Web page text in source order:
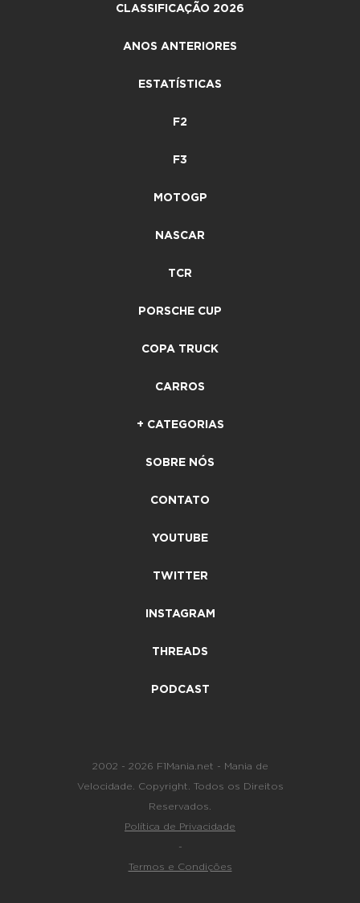
CLASSIFICAÇÃO 2026
ANOS ANTERIORES
ESTATÍSTICAS
F2
F3
MOTOGP
NASCAR
TCR
PORSCHE CUP
COPA TRUCK
CARROS
+ CATEGORIAS
SOBRE NÓS
CONTATO
YOUTUBE
TWITTER
INSTAGRAM
THREADS
PODCAST
2002 - 2026 F1Mania.net - Mania de
Velocidade. Copyright. Todos os Direitos
Reservados.
Política de Privacidade
-
Termos e Condições